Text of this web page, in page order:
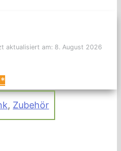
aktualisiert am: 8. August 2026
*
, Zubehör